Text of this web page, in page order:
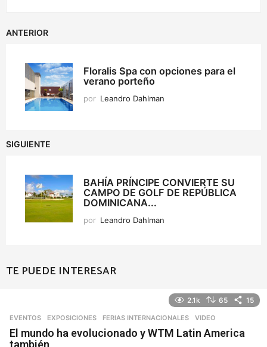
ANTERIOR
Floralis Spa con opciones para el
verano porteño
por Leandro Dahlman
SIGUIENTE
BAHÍA PRÍNCIPE CONVIERTE SU
CAMPO DE GOLF DE REPÚBLICA
DOMINICANA...
por Leandro Dahlman
TE PUEDE INTERESAR
2.1k 65 15
EVENTOS ,EXPOSICIONES ,FERIAS INTERNACIONALES VIDEO
El mundo ha evolucionado y WTM Latin America
también